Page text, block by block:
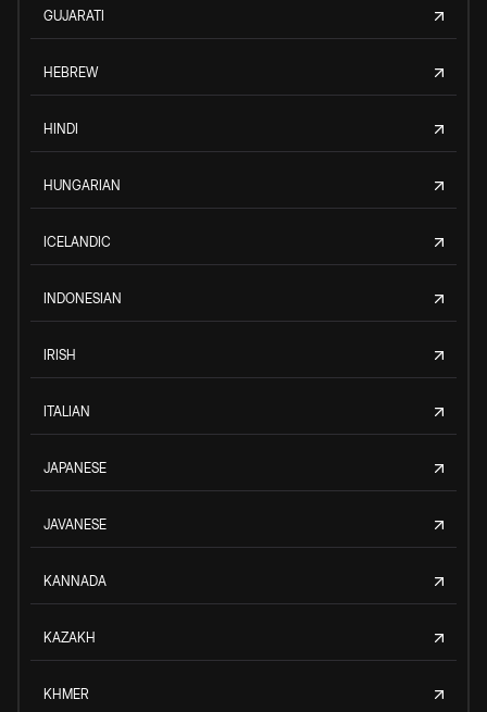
GUJARATI
HEBREW
HINDI
HUNGARIAN
ICELANDIC
INDONESIAN
IRISH
ITALIAN
JAPANESE
JAVANESE
KANNADA
KAZAKH
KHMER